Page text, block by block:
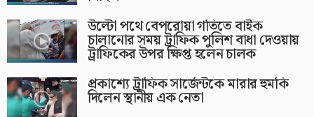
উল্টো পথে বেপরোয়া গতিতে বাইক
চালানোর সময় ট্রাফিক পুলিশ বাধা দেওয়ায়
ট্রাফিকের উপর ক্ষিপ্ত হলেন চালক
প্রকাশ্যে ট্রাফিক সার্জেন্টকে মারার হুমকি
দিলেন স্থানীয় এক নেতা